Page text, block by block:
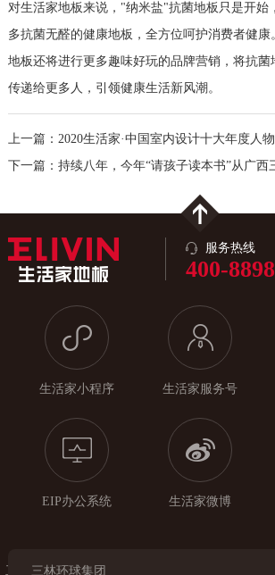
对生活家地板来说，"纳米盐"抗菌地板只是开始
多抗菌无醛的健康地板，全方位呵护消费者健康
地板还将进行更多趣味好玩的品牌营销，将抗菌
传递给更多人，引领健康生活新风潮。
下一篇：持续八年，今年“请孩子读本书”从广西
服务热线
400-
生活家小程序 生活家服务号
EIP办公系统 生活家微博
三林环球集团